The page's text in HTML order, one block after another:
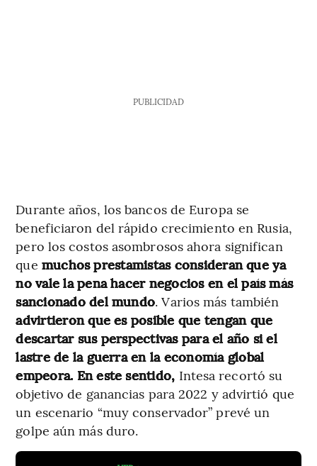
PUBLICIDAD
Durante años, los bancos de Europa se
beneficiaron del rápido crecimiento en Rusia,
pero los costos asombrosos ahora significan
que muchos prestamistas consideran que ya
no vale la pena hacer negocios en el país más
sancionado del mundo. Varios más también
advirtieron que es posible que tengan que
descartar sus perspectivas para el año si el
lastre de la guerra en la economía global
empeora. En este sentido, Intesa recortó su
objetivo de ganancias para 2022 y advirtió que
un escenario “muy conservador” prevé un
golpe aún más duro.